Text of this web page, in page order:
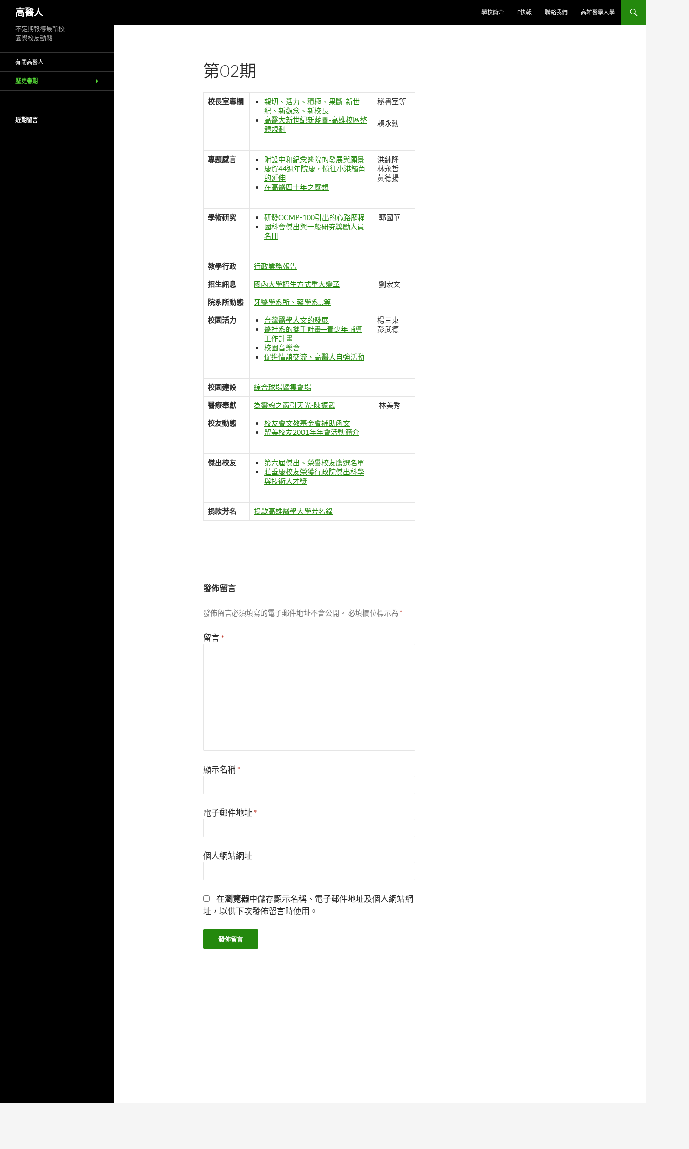
主
容
高醫人 學校簡介 E快報 聯絡我們 高雄醫學大學
第02期
校長室專欄
親切、活力、積極、果斷-新世
紀、新觀念、新校長
高醫大新世紀新藍圖-高雄校區整
體規劃
秘書室等
賴永勳
專題感言
附設中和紀念醫院的發展與願景
慶賀44週年院慶，憶往小港觸角
的延伸
在高醫四十年之感想
洪純隆
林永哲
黃德揚
學術研究
研發CCMP-100引出的心路歷程
國科會傑出與一般研究獎勵人員
名冊
郭國華
教學行政 行政業務報告
招生訊息 國內大學招生方式重大變革 劉宏文
院系所動態 牙醫學系所、藥學系…等
校園活力
台灣醫學人文的發展
醫社系的攜手計畫─青少年輔導
工作計畫
校園音樂會
促進情誼交流、高醫人自強活動
楊三東
彭武德
校園建設 綜合球場暨集會場
醫療奉獻 為靈魂之窗引天光-陳振武 林美秀
校友動態
校友會文教基金會補助函文
留美校友2001年年會活動簡介
傑出校友
第六屆傑出、榮譽校友膺選名單
莊垂慶校友榮獲行政院傑出科學
與技術人才獎
捐款芳名 捐款高雄醫學大學芳名錄
發佈留言
發佈留言必須填寫的電子郵件地址不會公開。 必填欄位標示為 *
留言 *
顯示名稱 *
電子郵件地址 *
個人網站網址
在瀏覽器中儲存顯示名稱、電子郵件地址及個人網站網
址，以供下次發佈留言時使用。
不定期報導最新校
園與校友動態
有關高醫人
歷史卷期
近期留言